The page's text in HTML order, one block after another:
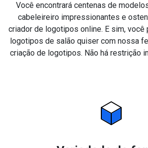
Você encontrará centenas de
cabeleireiro impressionantes e
criador de logotipos online. E sim, você
logotipos de salão quiser com nossa
criação de logotipos. Não há restrição